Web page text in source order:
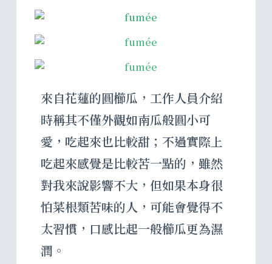
來自花蓮的圓櫛瓜，工作人員介紹
時稱其不僅外觀如南瓜般圓小可
愛，吃起來也比較甜；不過實際上
吃起來感覺是比較苦一點的，雖然
對我來說影響不大，但如果本身很
怕菜根類苦味的人，可能會覺得不
太習慣，口感比起一般櫛瓜更為濕
潤。